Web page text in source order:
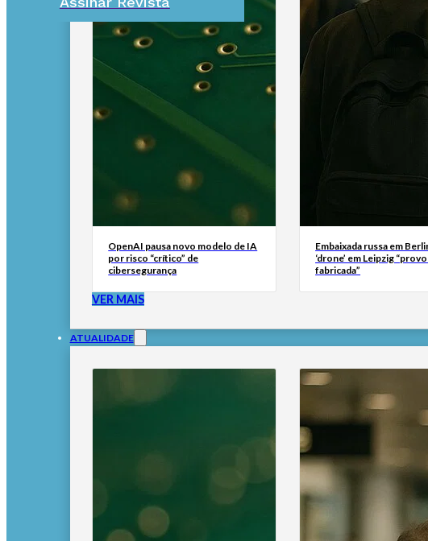
OpenAI pausa novo modelo de IA
por risco “crítico” de
cibersegurança
Embaixada russa em
‘drone’ em Leipzig
fabricada”
VER MAIS
ATUALIDADE